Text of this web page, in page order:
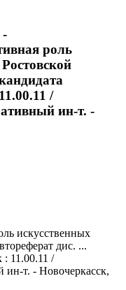
-
роль
/
ин-т. -
искусственных
дис. ...
: 11.00.11 /
т. - Новочеркасск,